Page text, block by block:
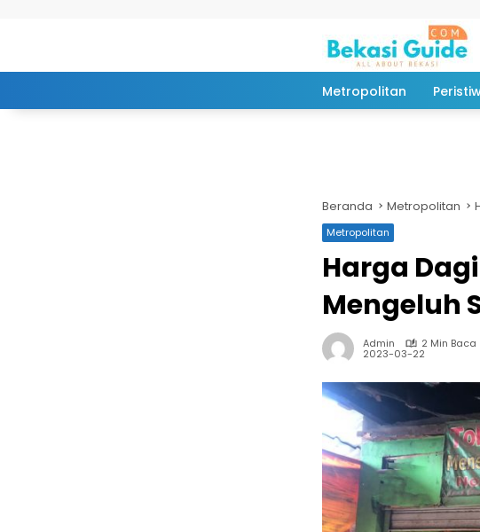
Metropolitan
Beranda Metropolitan
Metropolitan
Harga
Mengeluh
Admin 2 Min Baca
2023-03-22